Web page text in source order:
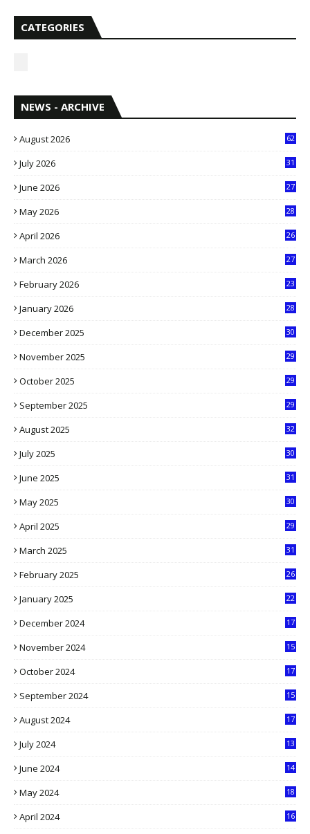
CATEGORIES
NEWS - ARCHIVE
August 2026 62
July 2026
31
June 2026
27
May 2026
28
April 2026
26
March 2026
27
February 2026
23
January 2026
28
December 2025
30
November 2025
29
October 2025
29
September 2025
29
August 2025
32
July 2025
30
June 2025
31
May 2025
30
April 2025
29
March 2025
31
February 2025
26
January 2025
22
December 2024
17
November 2024
15
October 2024
17
September 2024
15
August 2024
17
July 2024
13
June 2024
14
May 2024
18
April 2024
16